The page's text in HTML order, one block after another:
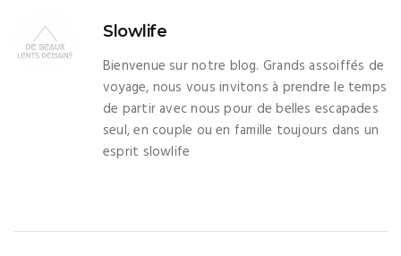
Slowlife
Bienvenue sur notre blog. Grands assoiffés de
voyage, nous vous invitons à prendre le temps
de partir avec nous pour de belles escapades
seul, en couple ou en famille toujours dans un
esprit slowlife